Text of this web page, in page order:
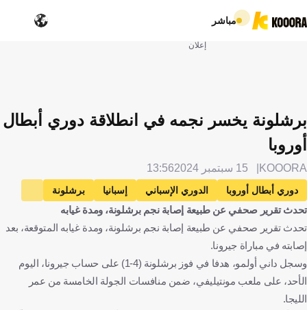
مباشر
إعلان
برشلونة يخسر نجمه في انطلاقة دوري أبطال
أوروبا
KOOORA 15 سبتمبر 2024 13:56
دوري أبطال أوروبا الدوري الإسباني إسبانيا
برشلونة
موناكو
فرنسا جيرونا داني أولمو كرة قدمتحدث تقرير صحفي عن طبيعة إصابة نجم برشلونة، ومدة غيابه
تحدث تقرير صحفي عن طبيعة إصابة نجم برشلونة، ومدة غيابه المتوقعة، بعد
إصابته في مباراة جيرونا.
وسجل داني أولمو، هدفا في فوز برشلونة (4-1) على حساب جيرونا، اليوم
الأحد، على ملعب مونتيليفي، ضمن منافسات الجولة الخامسة من عمر
الليجا.